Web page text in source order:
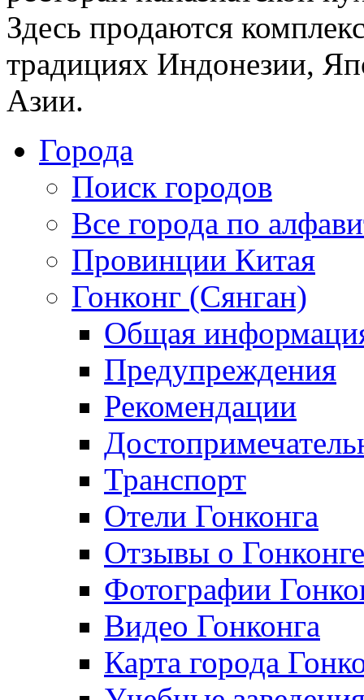
Здесь продаются
традициях Индонезии,
Азии.
Города
Поиск городов
Все города по
Провинции Китая
Гонконг (Сянган)
Общая
Предупреждения
Рекомендации
Транспорт
Отели Гонконга
Отзывы о Гонконге
Фотографии
Видео Гонконга
Карта города